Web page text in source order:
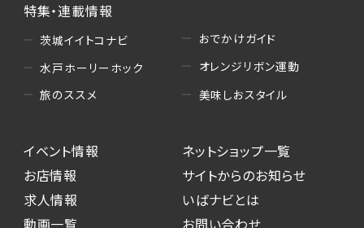
・読者プレゼント、アンケート等、当サービスが実
施するキャンペーンの抽選、当選者への連絡及
び発送 ・ユーザーの趣向や属性情報等の分析
（5）広告主への問い合わせ・応募等への対応
・本サービスを通じて求人広告に応募した際の
選考に関する連絡
・本サービスを通じて店舗への来店予約を登録
した際の内容確認、返答
特集・連載情報
茨城イイトコナビ
水戸ホーリーホック
旅のススメ
おでかけガイド
オレンジリボン運動
美味しおスタイル
イベント情報
お店情報
求人情報
ネットショップ一覧
サイトからのお知らせ
いばナビとは